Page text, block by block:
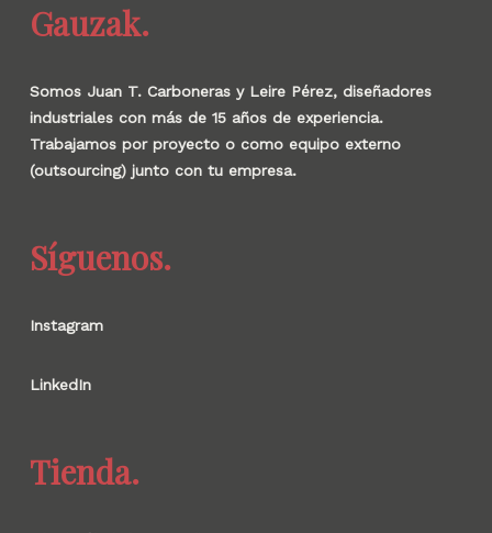
Gauzak.
Somos Juan T. Carboneras y Leire Pérez, diseñadores
industriales con más de 15 años de experiencia.
Trabajamos por proyecto o como equipo externo
(outsourcing) junto con tu empresa.
Síguenos.
Instagram
LinkedIn
Tienda.